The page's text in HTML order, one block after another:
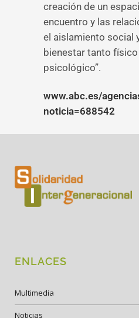
creación de un
encuentro y las
el aislamiento social
bienestar tanto
psicológico”.
www.abc.es/
noticia=688542
ENLACES
Multimedia
Noticias